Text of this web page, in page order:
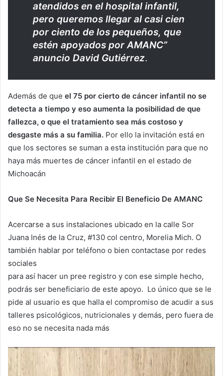
atendidos en el hospital infantil,
pero queremos llegar al casi cien
por ciento de los pequeños, que
estén apoyados por AMANC”
anuncio David Gutiérrez.
Además de que el 75 por cierto de cáncer infantil no se
detecta a tiempo y eso aumenta la posibilidad de que
fallezca, o que el tratamiento sea más costoso y
desgaste más a su familia. Por ello la invitación está en
que los sectores se suman a esta institución para que no
haya más muertes de cáncer infantil en el estado de
Michoacán
Que Se Necesita Para Recibir El Beneficio De AMANC
Acercarse a sus instalaciones ubicado en la calle Sor
Juana Inés de la Cruz, #130 col centro, Morelia Mich. O
también hablar por teléfono o bien contactase por redes
sociales
para así hacer un pree registro y con ese simple hecho,
podrás ser beneficiario de este apoyo. Lo único que se le
pide al usuario es que halla el compromiso de acudir a sus
talleres psicológicos, nutricionales y demás, pero fuera de
eso no se necesita nada más